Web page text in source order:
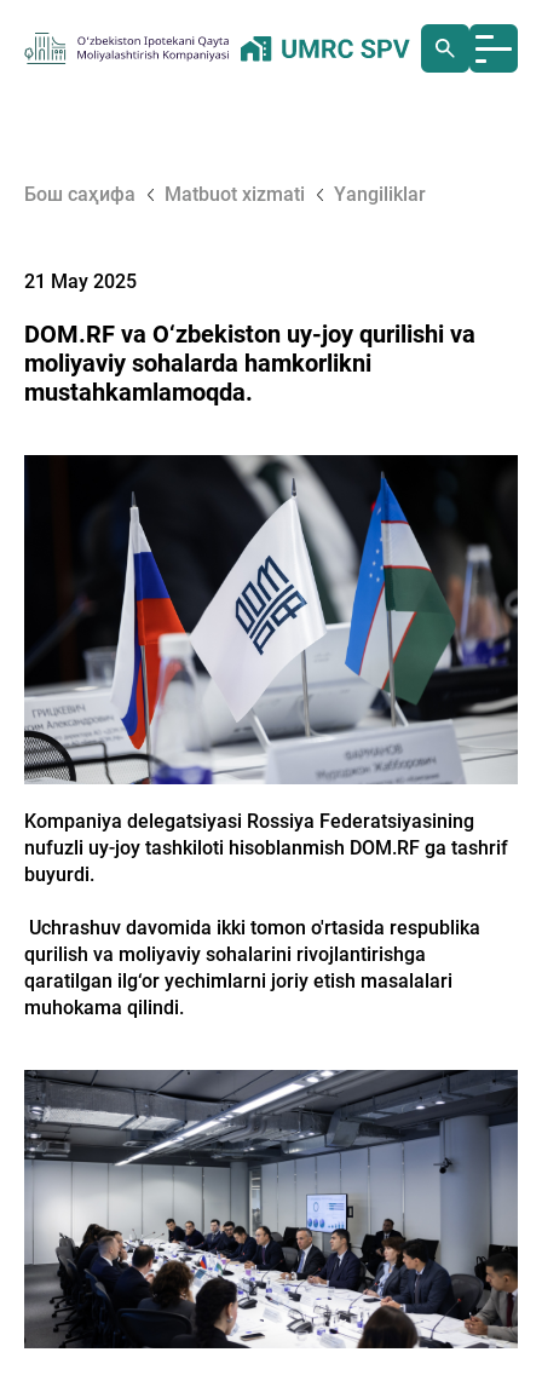
Бош саҳифа Matbuot xizmati Yangiliklar
21 May 2025
DOM.RF va O‘zbekiston uy-joy qurilishi va
moliyaviy sohalarda hamkorlikni
mustahkamlamoqda.
Kompaniya delegatsiyasi Rossiya Federatsiyasining
nufuzli uy-joy tashkiloti hisoblanmish DOM.RF ga tashrif
buyurdi.
Uchrashuv davomida ikki tomon o'rtasida respublika
qurilish va moliyaviy sohalarini rivojlantirishga
qaratilgan ilg‘or yechimlarni joriy etish masalalari
muhokama qilindi.